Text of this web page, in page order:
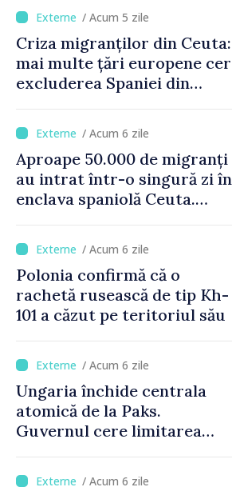
crizei migranților din Ceuta
/ Acum 5 zile
Criza migranților din Ceuta:
mai multe țări europene cer
excluderea Spaniei din
/ Acum 6 zile
Aproape 50.000 de migranți
au intrat într-o singură zi în
enclava spaniolă Ceuta.
Schengen cu Spania
/ Acum 6 zile
Polonia confirmă că o
rachetă rusească de tip Kh-
101 a căzut pe teritoriul său
/ Acum 6 zile
Ungaria închide centrala
atomică de la Paks.
Guvernul cere limitarea
/ Acum 6 zile